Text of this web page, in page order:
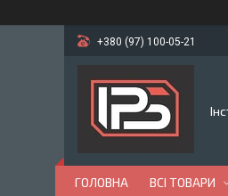
+380 (97) 100-05-21
ГОЛОВНА ВСІ ТОВАРИ